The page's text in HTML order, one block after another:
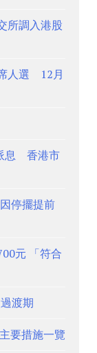
所調入港股
人選 12月
息 香港市
停擺提前
元 「符合
渡期
要措施一覽